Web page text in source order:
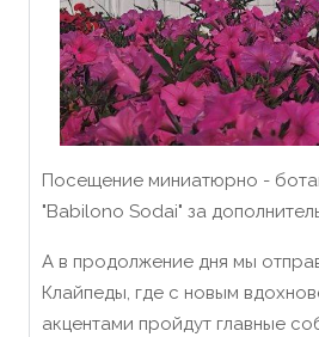
Посещение миниатюрно -
"Babilono Sodai" за
А в продолжение дня мы
Клайпеды, где с новым
акцентами пройдут главные